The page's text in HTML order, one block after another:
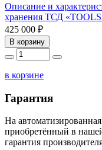
Описание и
хранения ТСД
425 000 ₽
В корзину
в корзине
Гарантия
На
приобретённый в
гарантия